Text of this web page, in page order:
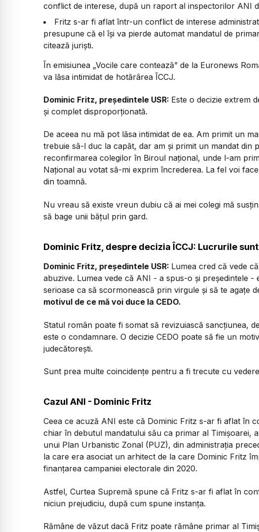
conflict de interese, după un raport al inspectorilor ANI
Fritz s-ar fi aflat într-un conflict de interese
presupune că el își va pierde automat mandatul de
citează juriști.
În emisiunea „Vocile care contează” de la Euronews
va lăsa intimidat de hotărârea ÎCCJ.
Dominic Fritz, președintele USR: Este o decizie extrem
și complet disproporționată.
De aceea nu mă pot lăsa intimidat de ea. Am primit un
trebuie să-l duc la capăt, dar am și primit un mandat din
reconfirmarea colegilor în Biroul național, unde l-am
Național au votat să-mi exprim încrederea. La fel voi
din toamnă.
Nu vreau să existe vreun dubiu că ai mei colegi mă
să bage unii bățul prin gard.
Dominic Fritz, despre decizia ÎCCJ: Lucrurile
Dominic Fritz, președintele USR: Lumea cred că vede
abuzive. Lumea vede că ANI - a spus-o și președintele
serioase ca să scormonească prin virgule și să te agațe
motivul de ce mă voi duce la CEDO.
Statul român poate fi somat să revizuiască sancțiunea,
este o condamnare. O decizie CEDO poate să fie un
judecătorești.
Sunt prea multe coincidențe pentru a fi trecute cu
Cazul ANI - Dominic Fritz
Ceea ce acuză ANI este că Dominic Fritz s-ar fi aflat în
chiar în debutul mandatului său ca primar al Timișoarei,
unui Plan Urbanistic Zonal (PUZ), din administrația
la care era asociat un arhitect de la care Dominic Fritz
finanțarea campaniei electorale din 2020.
Astfel, Curtea Supremă spune că Fritz s-ar fi aflat în
niciun prejudiciu, după cum spune instanța.
Rămâne de văzut dacă Fritz poate rămâne primar al